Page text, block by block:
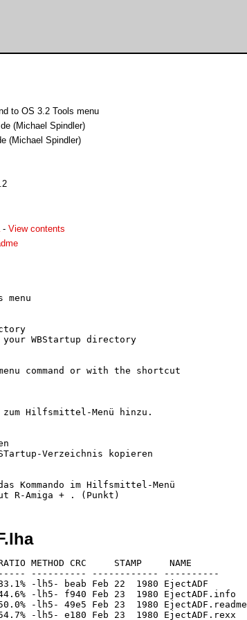
to OS 3.2 Tools menu
(Michael Spindler)
(Michael Spindler)
- View contents
WBStartup directory
command or with the shortcut
zum Hilfsmittel-Menü hinzu.
Verzeichnis kopieren
Kommando im Hilfsmittel-Menü
METHOD CRC     STAMP     NAME
---------- ------------ ----------
-lh5- beab Feb 22  1980 EjectADF
-lh5- f940 Feb 23  1980 EjectADF.info
lh5- 49e5 Feb 23  1980 EjectADF.readme
-lh5- e180 Feb 23  1980 EjectADF.rexx